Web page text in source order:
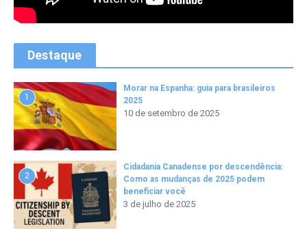
Destaque
1
Morar na Espanha: guia para brasileiros
2025
10 de setembro de 2025
2
Cidadania Canadense por descendência:
Como as mudanças de 2025 podem
beneficiar você
3 de julho de 2025